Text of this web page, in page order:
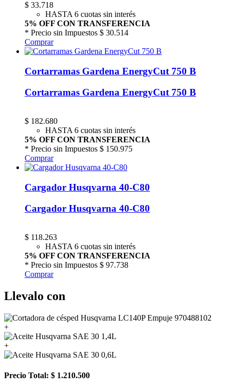
$ 33.718
HASTA 6 cuotas sin interés
5% OFF CON TRANSFERENCIA
* Precio sin Impuestos $ 30.514
Comprar
Cortarramas Gardena EnergyCut 750 B
Cortarramas Gardena EnergyCut 750 B
$ 182.680
HASTA 6 cuotas sin interés
5% OFF CON TRANSFERENCIA
* Precio sin Impuestos $ 150.975
Comprar
Cargador Husqvarna 40-C80
Cargador Husqvarna 40-C80
$ 118.263
HASTA 6 cuotas sin interés
5% OFF CON TRANSFERENCIA
* Precio sin Impuestos $ 97.738
Comprar
Llevalo con
+
+
Precio Total: $ 1.210.500